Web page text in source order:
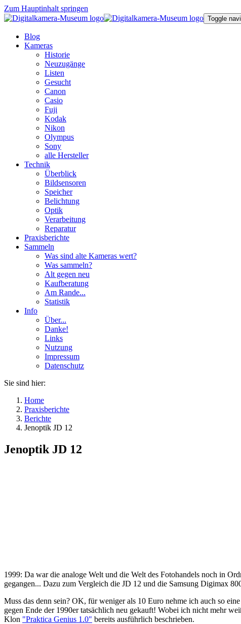
Zum Hauptinhalt springen
Toggle
Blog
Kameras
Historie
Neuzugänge
Listen
Gesucht
Canon
Casio
Fuji
Kodak
Nikon
Olympus
Sony
alle Hersteller
Technik
Überblick
Bildsensoren
Speicher
Belichtung
Optik
Verarbeitung
Reparatur
Praxisberichte
Sammeln
Was sind alte Kameras wert?
Was sammeln?
Alt gegen neu
Kaufberatung
Am Rande...
Statistik
Info
Über...
Danke!
Links
Nutzung
Impressum
Datenschutz
Sie sind hier:
Home
Praxisberichte
Berichte
Jenoptik JD 12
Jenoptik JD 12
1999: Da war die analoge Welt und die Welt des Fotohandels noch in
gegangen... Dazu zum Vergleich die JD 12 und die Samsung Digimax
Muss das denn sein? OK, für weniger als 10 Euro nehme ich auch so
gegen Ende der 1990er tatsächlich neu gekauft! Wobei ich nicht mehr
Klon "Praktica Genius 1.0" bereits ausführlich beschrieben.